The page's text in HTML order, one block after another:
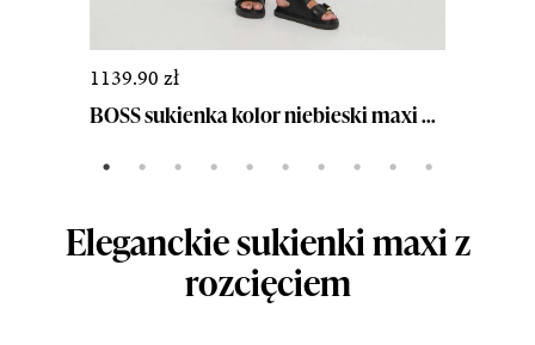
1139.90 zł
BOSS sukienka kolor niebieski maxi rozkloszowana 5...
Eleganckie sukienki maxi z
rozcięciem